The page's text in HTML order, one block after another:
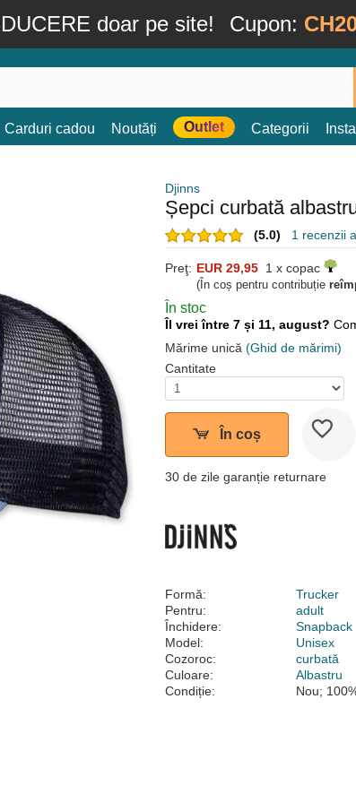
doar pe site! Cupon:
Carduri cadou Noutăți Outlet Categorii
Djinns
Șepci curbată
(5.0) 1 recenzii
Preţ: EUR 29,95 1 x copac
(În coș pentru contribuție
În stoc
Îl vrei între 7 și 11, august?
Mărime unică (Ghid de mărimi)
Cantitate
În coș
30 de zile garanție returnare
Formă:
Trucker
Pentru:
adult
Închidere:
Snapback
Model:
Unisex
Cozoroc:
curbată
Culoare:
Albastru
Condiție:
Nou;